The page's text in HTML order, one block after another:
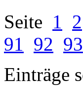
Seite 1 2
91 92 93
Einträge